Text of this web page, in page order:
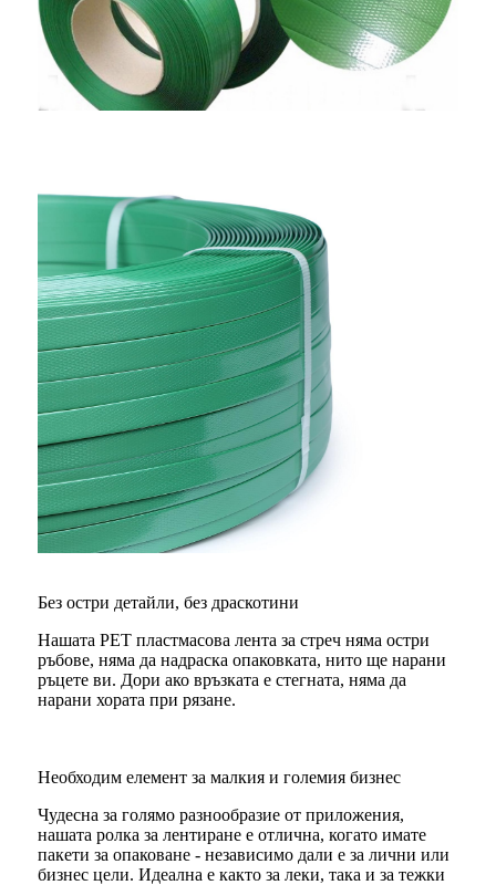
Без остри детайли, без драскотини
Нашата PET пластмасова лента за стреч няма остри
ръбове, няма да надраска опаковката, нито ще нарани
ръцете ви. Дори ако връзката е стегната, няма да
нарани хората при рязане.
Необходим елемент за малкия и големия бизнес
Чудесна за голямо разнообразие от приложения,
нашата ролка за лентиране е отлична, когато имате
пакети за опаковане - независимо дали е за лични или
бизнес цели. Идеална е както за леки, така и за тежки